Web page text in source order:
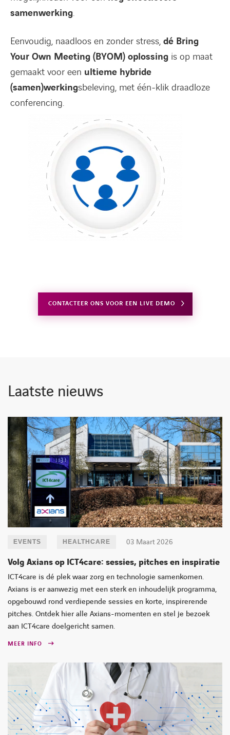
samenwerking.
Eenvoudig, naadloos en zonder stress, dé Bring
Your Own Meeting (BYOM) oplossing is op maat
gemaakt voor een ultieme hybride
(samen)werkingsbeleving, met één-klik draadloze
conferencing.
CONTACTEER ONS VOOR EEN LIVE DEMO
Laatste nieuws
03 Maart 2026
EVENTS HEALTHCARE
Volg Axians op ICT4care: sessies, pitches en inspiratie
ICT4care is dé plek waar zorg en technologie samenkomen.
Axians is er aanwezig met een sterk en inhoudelijk programma,
opgebouwd rond verdiepende sessies en korte, inspirerende
pitches. Ontdek hier alle Axians-momenten en stel je bezoek
aan ICT4care doelgericht samen.
MEER INFO